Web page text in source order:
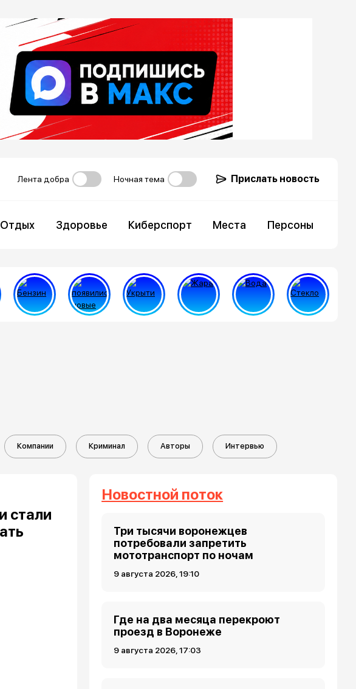
Лента добра Ночная тема Прислать новость
Отдых Здоровье Киберспорт Места Персоны
Компании Криминал Авторы Интервью
стали
Новостной поток
Три тысячи воронежцев
потребовали запретить
мототранспорт по ночам
9 августа 2026, 19:10
Где на два месяца перекроют
проезд в Воронеже
9 августа 2026, 17:03